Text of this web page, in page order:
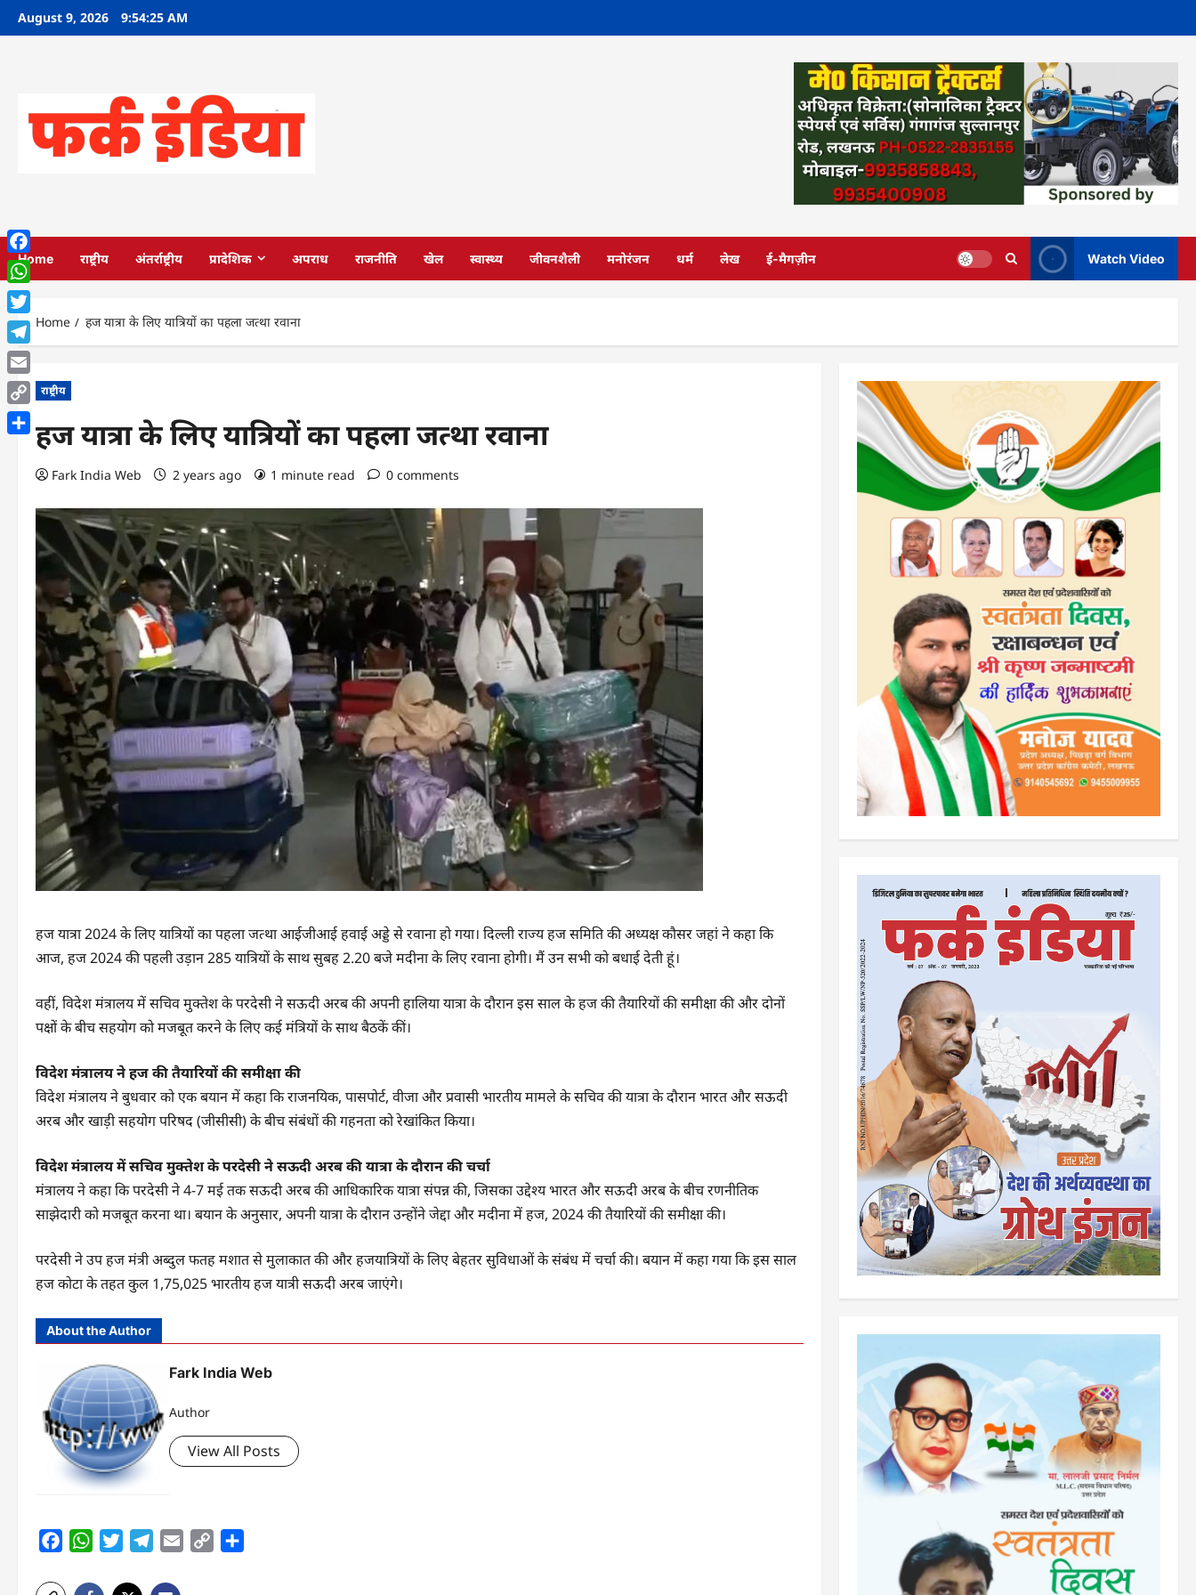
SkipAugust 9, 2026 9:54:26 AM
Home राष्ट्रीय अंतर्राष्ट्रीय प्रादेशिक अपराध राजनीति खेल स्वास्थ्य जीवनशैली मनोरंजन धर्म लेख ई-मैगज़ीन Watch Video
Home हज यात्रा के लिए यात्रियों का पहला जत्था रवाना
राष्ट्रीय
हज यात्रा के लिए यात्रियों का पहला जत्था रवाना
Fark India Web 2 years ago 1 minute read 0 comments
हज यात्रा 2024 के लिए यात्रियों का पहला जत्था आईजीआई हवाई अड्डे से रवाना हो गया। दिल्ली राज्य हज समिति की अध्यक्ष कौसर जहां ने कहा कि
आज, हज 2024 की पहली उड़ान 285 यात्रियों के साथ सुबह 2.20 बजे मदीना के लिए रवाना होगी। मैं उन सभी को बधाई देती हूं।
वहीं, विदेश मंत्रालय में सचिव मुक्तेश के परदेसी ने सऊदी अरब की अपनी हालिया यात्रा के दौरान इस साल के हज की तैयारियों की समीक्षा की और दोनों
पक्षों के बीच सहयोग को मजबूत करने के लिए कई मंत्रियों के साथ बैठकें कीं।
विदेश मंत्रालय ने हज की तैयारियों की समीक्षा की
विदेश मंत्रालय ने बुधवार को एक बयान में कहा कि राजनयिक, पासपोर्ट, वीजा और प्रवासी भारतीय मामले के सचिव की यात्रा के दौरान भारत और सऊदी
अरब और खाड़ी सहयोग परिषद (जीसीसी) के बीच संबंधों की गहनता को रेखांकित किया।
विदेश मंत्रालय में सचिव मुक्तेश के परदेसी ने सऊदी अरब की यात्रा के दौरान की चर्चा
मंत्रालय ने कहा कि परदेसी ने 4-7 मई तक सऊदी अरब की आधिकारिक यात्रा संपन्न की, जिसका उद्देश्य भारत और सऊदी अरब के बीच रणनीतिक
साझेदारी को मजबूत करना था। बयान के अनुसार, अपनी यात्रा के दौरान उन्होंने जेद्दा और मदीना में हज, 2024 की तैयारियों की समीक्षा की।
परदेसी ने उप हज मंत्री अब्दुल फतह मशात से मुलाकात की और हजयात्रियों के लिए बेहतर सुविधाओं के संबंध में चर्चा की। बयान में कहा गया कि इस साल
हज कोटा के तहत कुल 1,75,025 भारतीय हज यात्री सऊदी अरब जाएंगे।
About the Author
Fark India Web
Author
View All Posts
FacebookWhatsAppTwitterTelegram
Email
Copy
Facebook
WhatsApp
Twitter
Telegram
Email
Copy
Link
Share